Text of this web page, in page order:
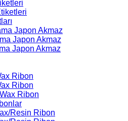
Japon Akmaz
Japon Akmaz
Japon Akmaz
Ribon
Ribon
Ribon
Resin Ribon